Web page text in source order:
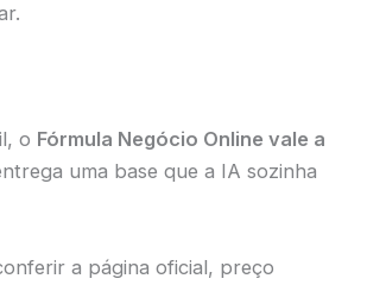
o Fórmula Negócio Online vale a
uma base que a IA sozinha
a página oficial, preço